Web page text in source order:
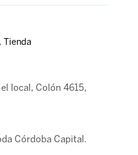
, Tienda
el local, Colón 4615,
Córdoba Capital.